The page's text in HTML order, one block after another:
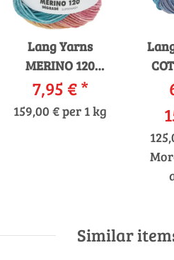
Lang Yarns
MERINO 120
DÉGRADÉ
7,95 €*
159,00 € per 1 kg
Similar